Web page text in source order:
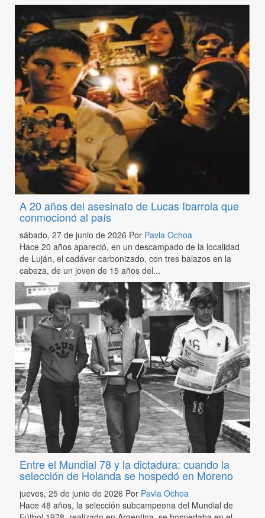
A 20 años del asesinato de Lucas Ibarrola que
conmocionó al país
sábado, 27 de junio de 2026 Por Pavla Ochoa
Hace 20 años apareció, en un descampado de la localidad
de Luján, el cadáver carbonizado, con tres balazos en la
cabeza, de un joven de 15 años del...
Entre el Mundial 78 y la dictadura: cuando la
selección de Holanda se hospedó en Moreno
jueves, 25 de junio de 2026 Por Pavla Ochoa
Hace 48 años, la selección subcampeona del Mundial de